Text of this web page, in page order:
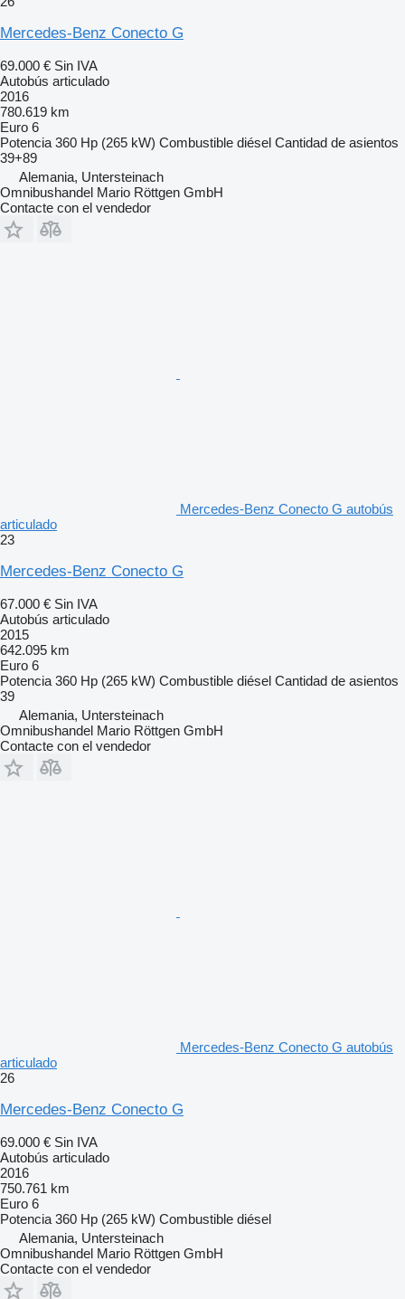
Mercedes-Benz Conecto G
69.000 € Sin IVA
Autobús articulado
2016
780.619 km
Euro 6
Potencia 360 Hp (265 kW) Combustible diésel Cantidad de asientos
39+89
Alemania, Untersteinach
Omnibushandel Mario Röttgen GmbH
Contacte con el vendedor
Mercedes-Benz Conecto G autobús
articulado
23
Mercedes-Benz Conecto G
67.000 € Sin IVA
Autobús articulado
2015
642.095 km
Euro 6
Potencia 360 Hp (265 kW) Combustible diésel Cantidad de asientos
39
Alemania, Untersteinach
Omnibushandel Mario Röttgen GmbH
Contacte con el vendedor
Mercedes-Benz Conecto G autobús
articulado
26
Mercedes-Benz Conecto G
69.000 € Sin IVA
Autobús articulado
2016
750.761 km
Euro 6
Potencia 360 Hp (265 kW) Combustible diésel
Alemania, Untersteinach
Omnibushandel Mario Röttgen GmbH
Contacte con el vendedor